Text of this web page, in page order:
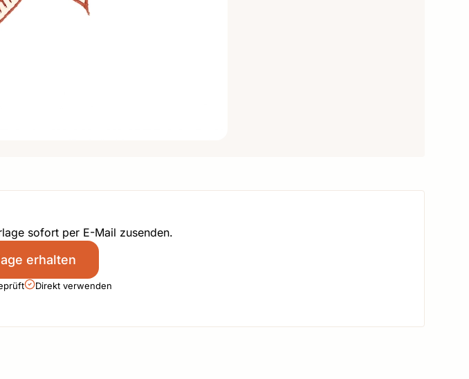
sofort per E-Mail zusenden.
erhalten
Direkt verwenden